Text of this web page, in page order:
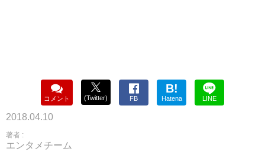
コメント (Twitter) FB
B!
Hatena LINE
2018.04.10
著者 :
エンタメチーム